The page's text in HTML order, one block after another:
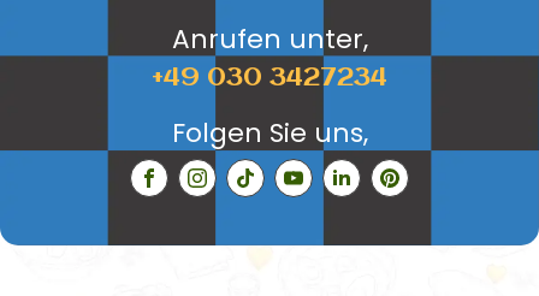
Anrufen unter,
+49 030 3427234
Folgen Sie uns,